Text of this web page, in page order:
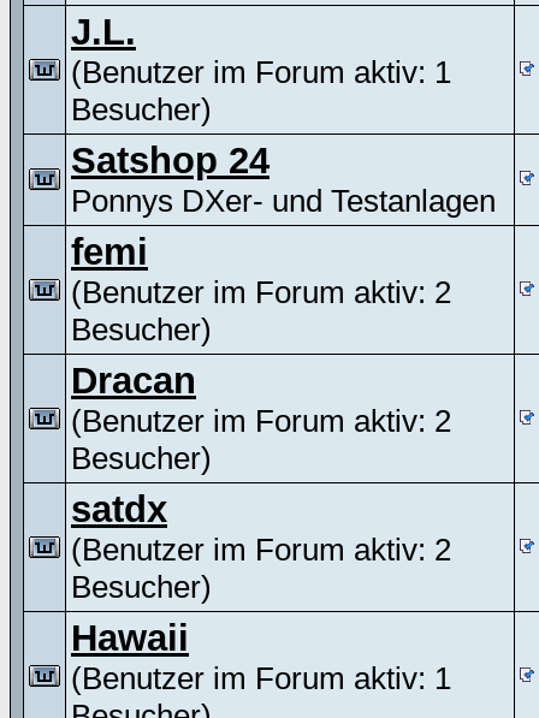
J.L.
(Benutzer im Forum aktiv: 1
Besucher)
Satshop 24
Ponnys DXer- und Testanlagen
femi
(Benutzer im Forum aktiv: 2
Besucher)
Dracan
(Benutzer im Forum aktiv: 2
Besucher)
satdx
(Benutzer im Forum aktiv: 2
Besucher)
Hawaii
(Benutzer im Forum aktiv: 1